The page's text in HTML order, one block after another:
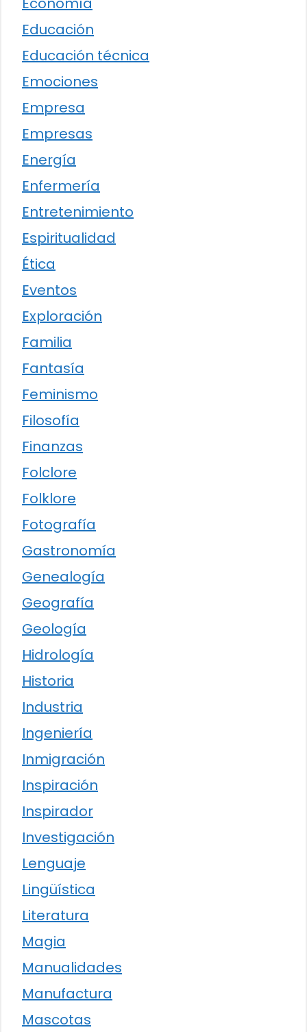
Educación
Educación técnica
Emociones
Empresa
Empresas
Energía
Enfermería
Entretenimiento
Espiritualidad
Ética
Eventos
Exploración
Familia
Fantasía
Feminismo
Filosofía
Finanzas
Folclore
Folklore
Fotografía
Gastronomía
Genealogía
Geografía
Geología
Hidrología
Historia
Industria
Ingeniería
Inmigración
Inspiración
Inspirador
Investigación
Lenguaje
Lingüística
Literatura
Magia
Manualidades
Manufactura
Mascotas